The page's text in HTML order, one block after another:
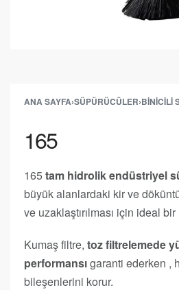
ANA SAYFA›SÜPÜRÜCÜLER›BINICILI
165
165tam hidrolik endüstriyel
büyük alanlardaki kir ve
ve uzaklaştırılması için ideal
Kumaş filtre, toz filtrelemede
performansıgaranti ederken ,
bileşenlerini korur.